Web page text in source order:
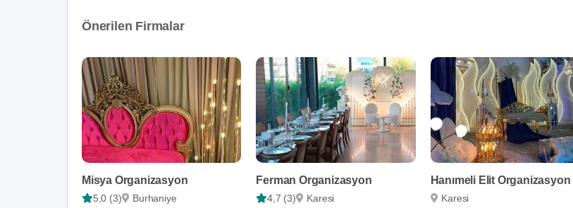
Önerilen Firmalar
Misya Organizasyon
5,0 (3) Burhaniye
Ferman Organizasyon
4,7 (3) Karesi Karesi